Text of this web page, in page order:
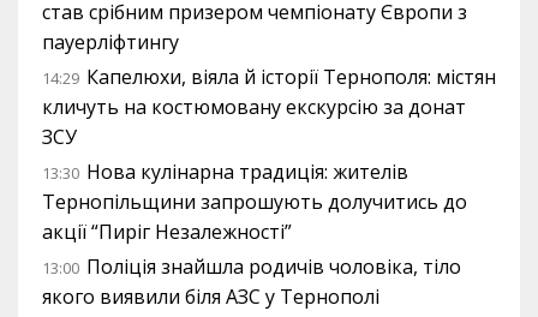
став срібним призером чемпіонату Європи з
пауерліфтингу
14:29 Капелюхи, віяла й історії Тернополя: містян
кличуть на костюмовану екскурсію за донат
ЗСУ
13:30 Нова кулінарна традиція: жителів
Тернопільщини запрошують долучитись до
акції “Пиріг Незалежності”
13:00 Поліція знайшла родичів чоловіка, тіло
якого виявили біля АЗС у Тернополі